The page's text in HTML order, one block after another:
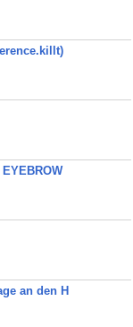
an den H